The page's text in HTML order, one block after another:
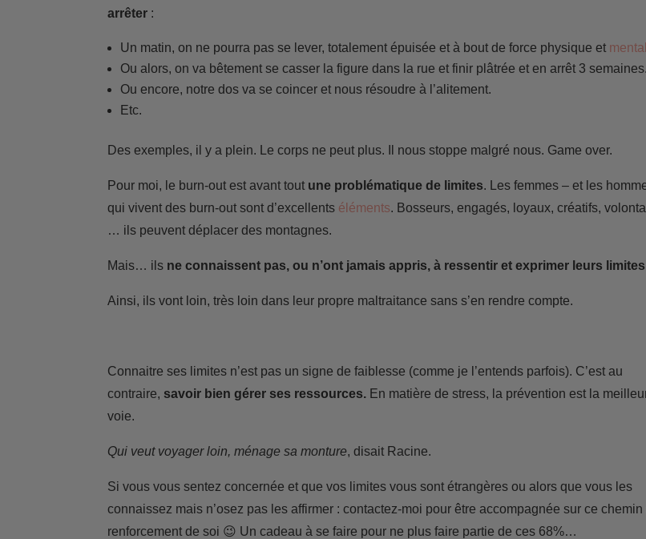
arrêter :
Un matin, on ne pourra pas se lever, totalement épuisée et à bout de force physique et
Ou alors, on va bêtement se casser la figure dans la rue et finir plâtrée et en arrêt 3 semaines.
Ou encore, notre dos va se coincer et nous résoudre à l’alitement.
Etc.
Des exemples, il y a plein. Le corps ne peut plus. Il nous stoppe malgré nous. Game over.
Pour moi, le burn-out est avant tout une problématique de limites. Les femmes – et les
qui vivent des burn-out sont d’excellents éléments. Bosseurs, engagés, loyaux, créatifs,
… ils peuvent déplacer des montagnes.
Mais… ils ne connaissent pas, ou n’ont jamais appris, à ressentir et exprimer leurs limites
Ainsi, ils vont loin, très loin dans leur propre maltraitance sans s’en rendre compte.
Connaitre ses limites n’est pas un signe de faiblesse (comme je l’entends parfois). C’est au
contraire, savoir bien gérer ses ressources. En matière de stress, la prévention est la
voie.
Qui veut voyager loin, ménage sa monture, disait Racine.
Si vous vous sentez concernée et que vos limites vous sont étrangères ou alors que vous les
connaissez mais n’osez pas les affirmer : contactez-moi pour être accompagnée sur ce chemin
renforcement de soi 😉 Un cadeau à se faire pour ne plus faire partie de ces 68%…